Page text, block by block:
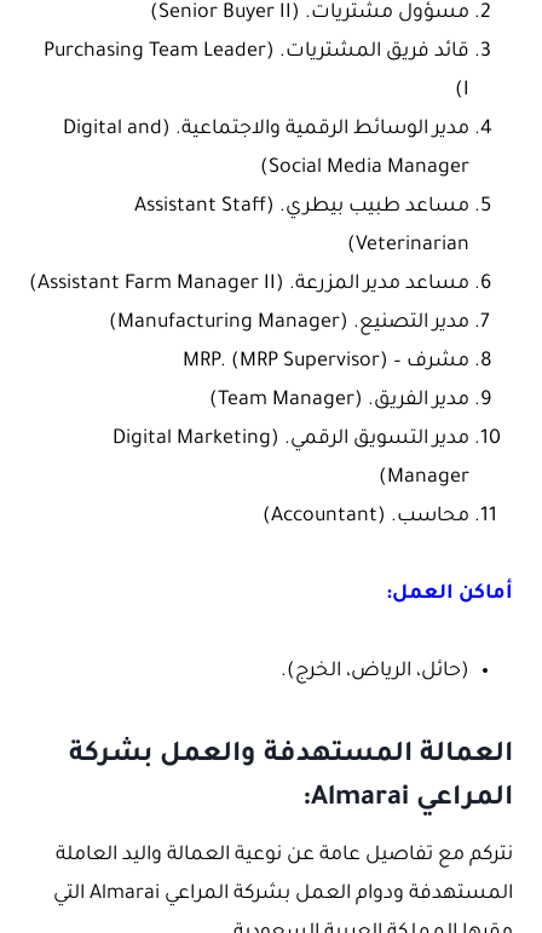
مسؤول مشتريات. (Senior Buyer II)
قائد فريق المشتريات. (Purchasing Team Leader
I)
مدير الوسائط الرقمية والاجتماعية. (Digital and
Social Media Manager)
مساعد طبيب بيطري. (Assistant Staff
Veterinarian)
مساعد مدير المزرعة. (Assistant Farm Manager II)
مدير التصنيع. (Manufacturing Manager)
مشرف – MRP. (MRP Supervisor)
مدير الفريق. (Team Manager)
مدير التسويق الرقمي. (Digital Marketing
Manager)
محاسب. (Accountant)
أماكن العمل:
(حائل، الرياض، الخرج).
العمالة المستهدفة والعمل بشركة
المراعي Almarai:
نتركم مع تفاصيل عامة عن نوعية العمالة واليد العاملة
المستهدفة ودوام العمل بشركة المراعي Almarai التي